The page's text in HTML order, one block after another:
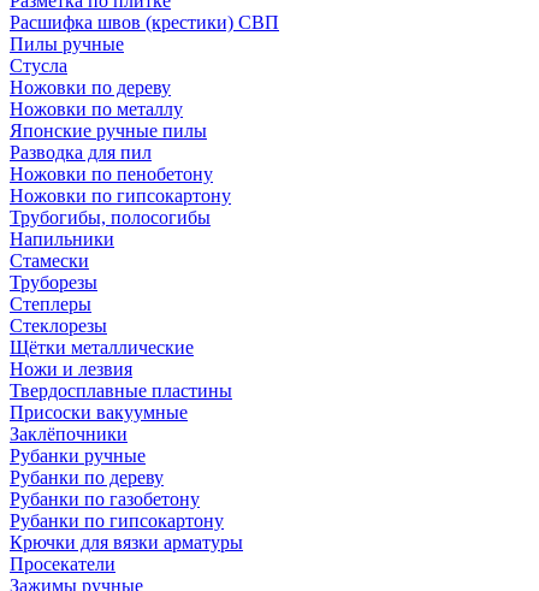
Расшифка швов (крестики) СВП
Пилы ручные
Стусла
Ножовки по дереву
Ножовки по металлу
Японские ручные пилы
Разводка для пил
Ножовки по пенобетону
Ножовки по гипсокартону
Трубогибы, полосогибы
Напильники
Стамески
Труборезы
Степлеры
Стеклорезы
Щётки металлические
Ножи и лезвия
Твердосплавные пластины
Присоски вакуумные
Заклёпочники
Рубанки ручные
Рубанки по дереву
Рубанки по газобетону
Рубанки по гипсокартону
Крючки для вязки арматуры
Просекатели
Зажимы ручные